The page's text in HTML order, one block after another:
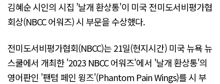
김혜순 시인의 시집 '날개 환상통'이 미국 전미도서비평가협
회상(NBCC 어워즈) 시 부문을 수상했다.
전미도서비평가협회(NBCC)는 21일(현지시간) 미국 뉴욕 뉴
스쿨에서 개최한 '2023 NBCC 어워즈'에서 '날개 환상통'의
영어판인 '팬텀 페인 윙즈'(Phantom Pain Wings)를 시 부